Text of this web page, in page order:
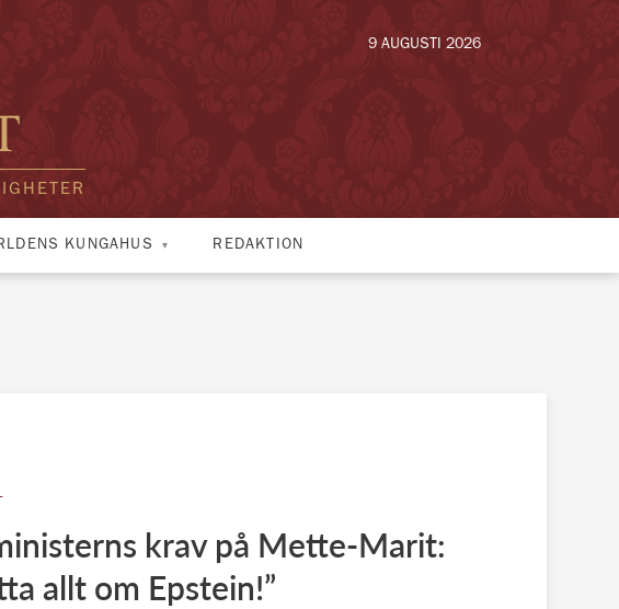
9 AUGUSTI 2026
KUNGAHUS REDAKTION
krav på Mette-Marit:
allt om Epstein!”